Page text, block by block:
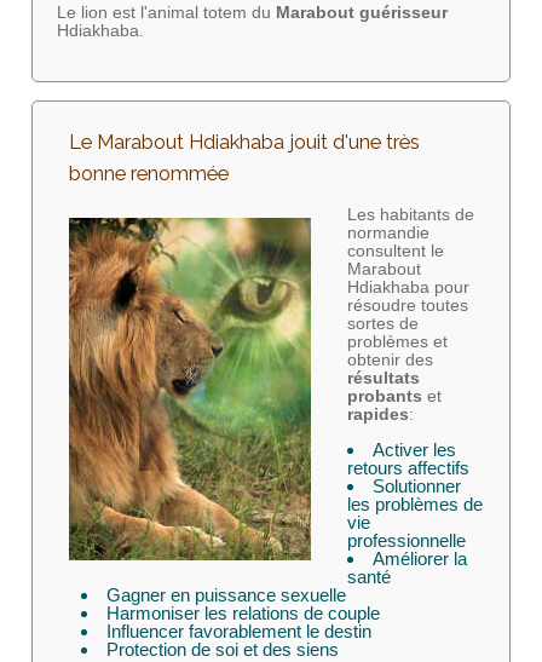
Le lion est l'animal totem du Marabout guérisseur
Hdiakhaba.
Le Marabout Hdiakhaba jouit d'une très
bonne renommée
Les habitants de
normandie
consultent le
Marabout
Hdiakhaba pour
résoudre toutes
sortes de
problèmes et
obtenir des
résultats
probants et
rapides:
Activer les
retours affectifs
Solutionner
les problèmes de
vie
professionnelle
Améliorer la
santé
Gagner en puissance sexuelle
Harmoniser les relations de couple
Influencer favorablement le destin
Protection de soi et des siens